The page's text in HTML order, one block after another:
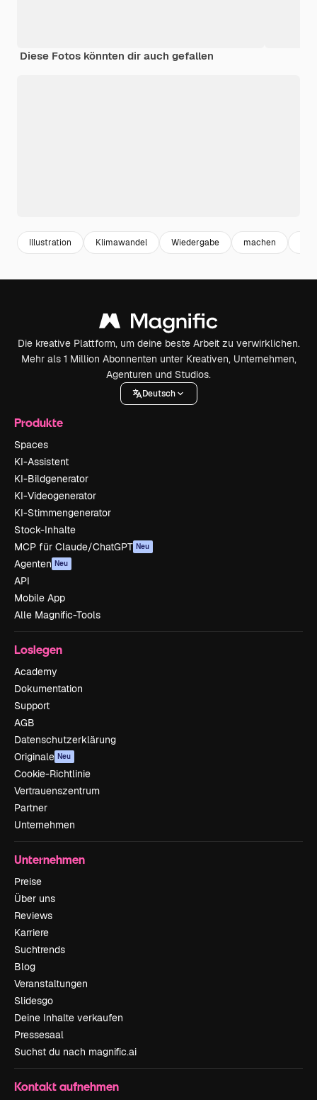
Diese Fotos könnten dir auch gefallen
Illustration Klimawandel Wiedergabe machen
Die kreative Plattform, um deine beste Arbeit zu verwirklichen.
Mehr als 1 Million Abonnenten unter Kreativen, Unternehmen,
Agenturen und Studios.
Deutsch
Produkte
Spaces
KI-Assistent
KI-Bildgenerator
KI-Videogenerator
KI-Stimmengenerator
Stock-Inhalte
MCP für Claude/ChatGPT Neu
Agenten Neu
API
Mobile App
Alle Magnific-Tools
Loslegen
Academy
Dokumentation
Support
AGB
Datenschutzerklärung
Originale Neu
Cookie-Richtlinie
Vertrauenszentrum
Partner
Unternehmen
Unternehmen
Preise
Über uns
Reviews
Karriere
Suchtrends
Blog
Veranstaltungen
Slidesgo
Deine Inhalte verkaufen
Pressesaal
Suchst du nach magnific.ai
Kontakt aufnehmen